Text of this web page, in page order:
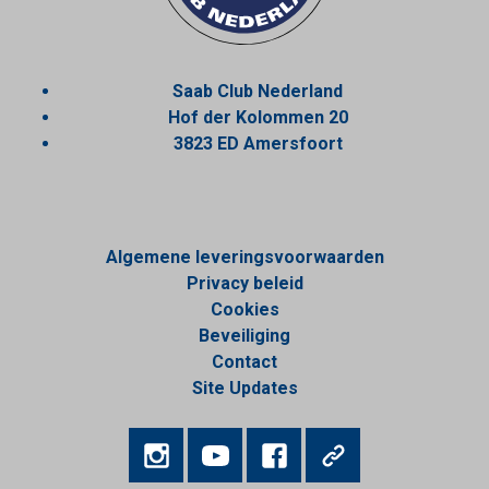
Saab Club Nederland
Hof der Kolommen 20
3823 ED Amersfoort
Algemene leveringsvoorwaarden
Privacy beleid
Cookies
Beveiliging
Contact
Site Updates